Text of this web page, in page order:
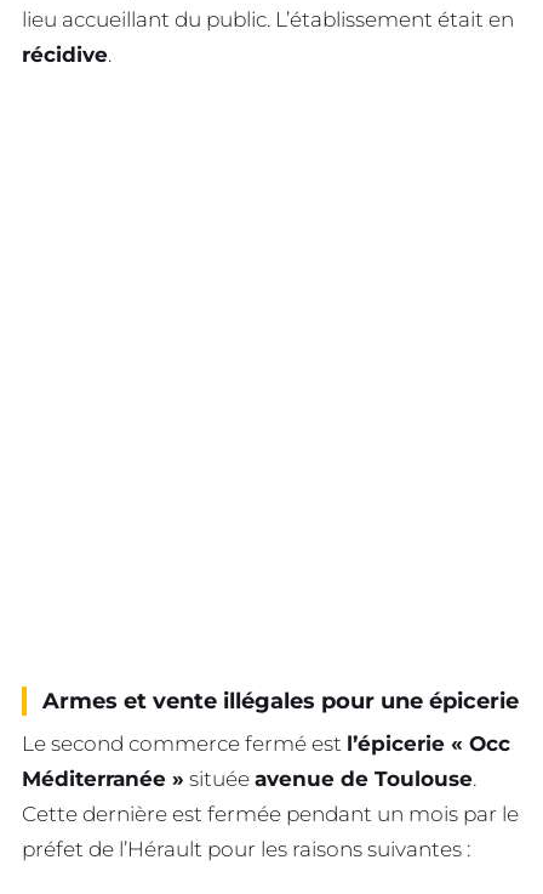
lieu accueillant du public. L’établissement était en
récidive.
Armes et vente illégales pour une épicerie
Le second commerce fermé est l’épicerie « Occ
Méditerranée » située avenue de Toulouse.
Cette dernière est fermée pendant un mois par le
préfet de l’Hérault pour les raisons suivantes :